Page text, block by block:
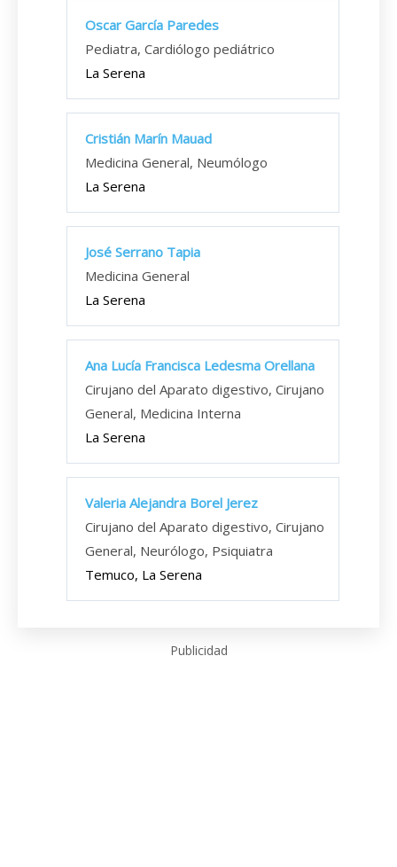
Oscar García Paredes
Pediatra, Cardiólogo pediátrico
La Serena
Cristián Marín Mauad
Medicina General, Neumólogo
La Serena
José Serrano Tapia
Medicina General
La Serena
Ana Lucía Francisca Ledesma Orellana
Cirujano del Aparato digestivo, Cirujano
General, Medicina Interna
La Serena
Valeria Alejandra Borel Jerez
Cirujano del Aparato digestivo, Cirujano
General, Neurólogo, Psiquiatra
Temuco, La Serena
Publicidad